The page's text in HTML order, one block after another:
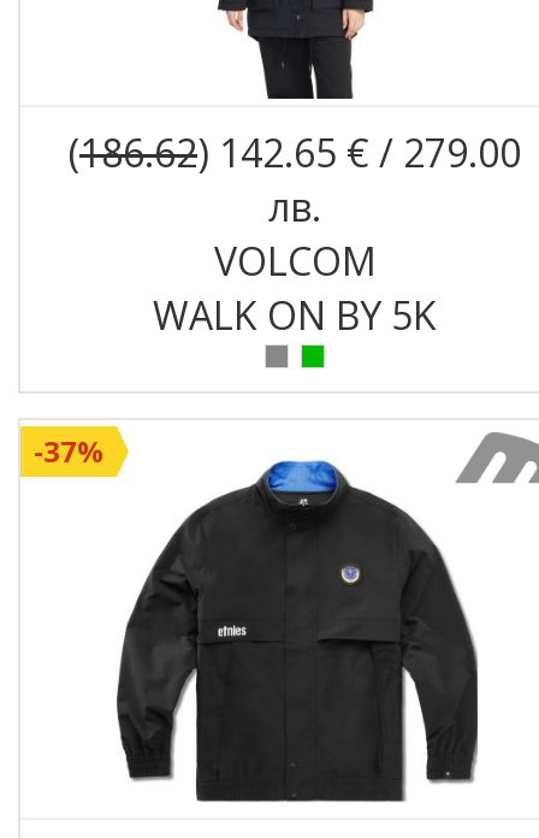
(186.62) 142.65 € / 279.00
лв.
VOLCOM
WALK ON BY 5K
-37%